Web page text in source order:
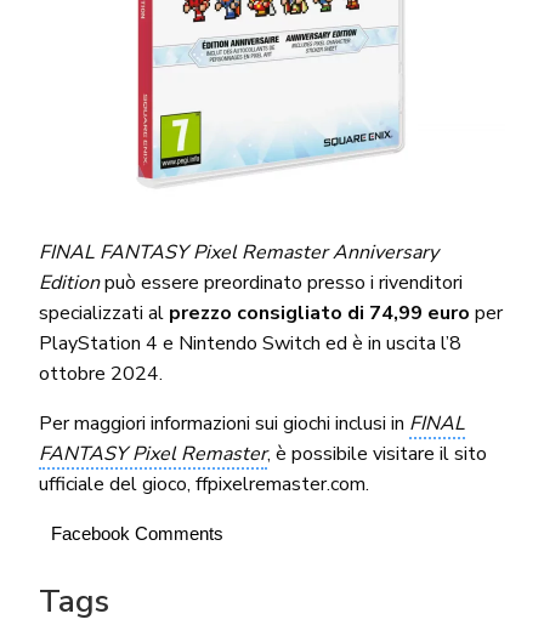
FINAL FANTASY Pixel Remaster Anniversary
Editionpuò essere preordinato presso i rivenditori
specializzati al prezzo consigliato di 74,99 euro per
PlayStation 4 e Nintendo Switch ed è in uscita l’8
ottobre 2024.
Per maggiori informazioni sui giochi inclusi in FINAL
FANTASY Pixel Remaster, è possibile visitare il sito
ufficiale del gioco, ffpixelremaster.com.
Facebook Comments
Tags